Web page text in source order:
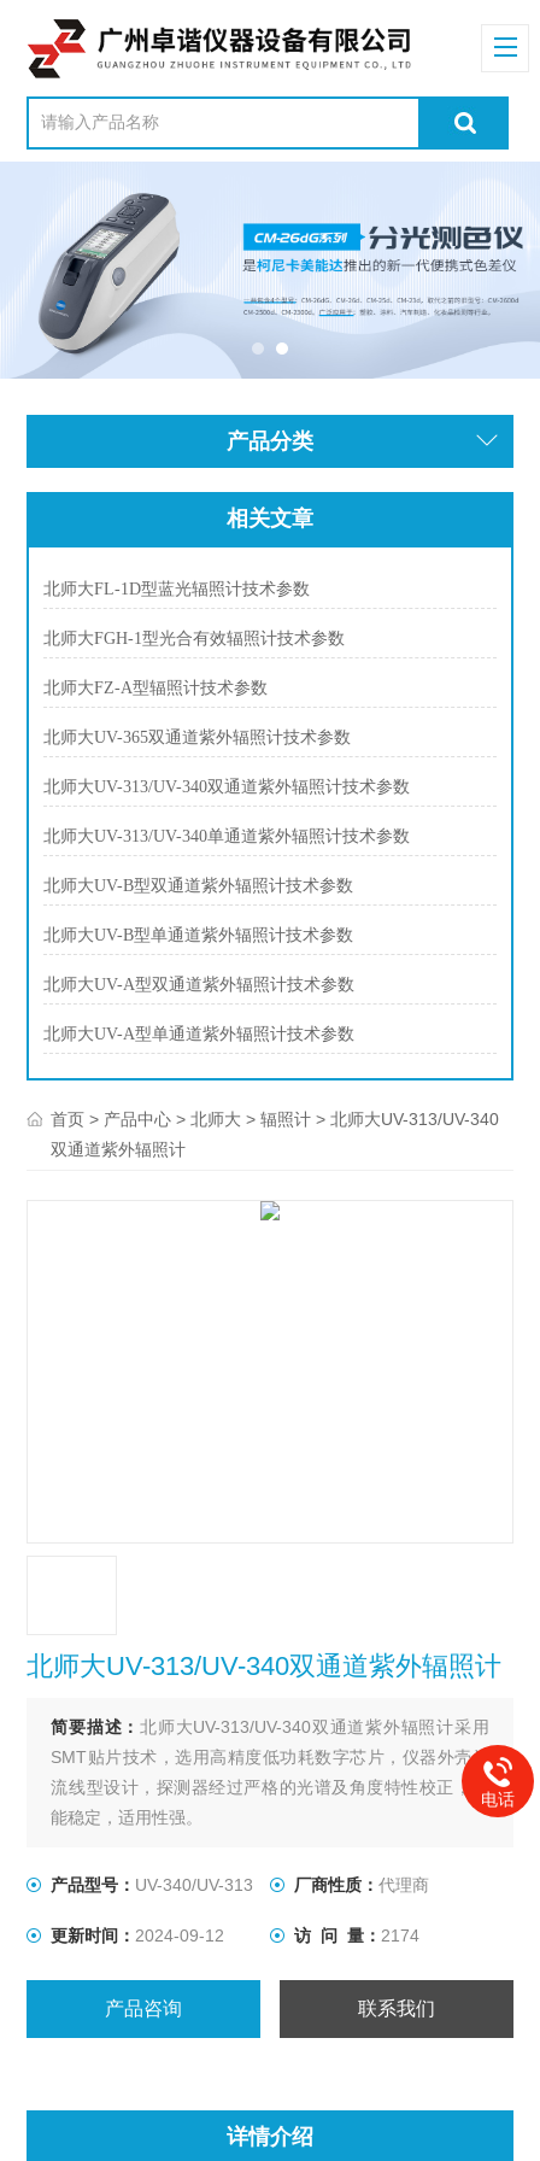
产品分类
相关文章
北师大FL-1D型蓝光辐照计技术参数
北师大FGH-1型光合有效辐照计技术参数
北师大FZ-A型辐照计技术参数
北师大UV-365双通道紫外辐照计技术参数
北师大UV-313/UV-340双通道紫外辐照计技术参数
北师大UV-313/UV-340单通道紫外辐照计技术参数
北师大UV-B型双通道紫外辐照计技术参数
北师大UV-B型单通道紫外辐照计技术参数
北师大UV-A型双通道紫外辐照计技术参数
北师大UV-A型单通道紫外辐照计技术参数
首页 > 产品中心 >北师大 >辐照计 > 北师大UV-313/UV-340
双通道紫外辐照计
北师大UV-313/UV-340双通道紫外辐照计
简要描述：北师大UV-313/UV-340双通道紫外辐照计采用
SMT贴片技术，选用高精度低功耗数字芯片，仪器外壳为
流线型设计，探测器经过严格的光谱及角度特性校正，性
能稳定，适用性强。
产品型号： UV-340/UV-313 厂商性质： 代理商
更新时间： 2024-09-12 访 问 量： 2174
产品咨询 联系我们
详情介绍
电话